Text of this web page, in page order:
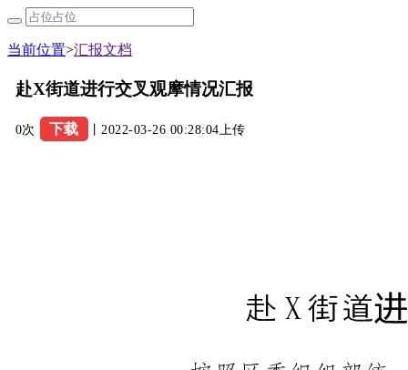
当前位置>汇报文档
赴X街道进行交叉观摩情况汇报
0次 下载 丨2022-03-26 00:28:04上传